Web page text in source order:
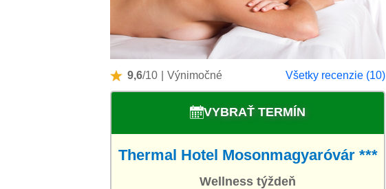
9,6/10 Výnimočné Všetky recenzie (10)
VYBRAŤ TERMÍN
Thermal Hotel Mosonmagyaróvár ***
Wellness týždeň